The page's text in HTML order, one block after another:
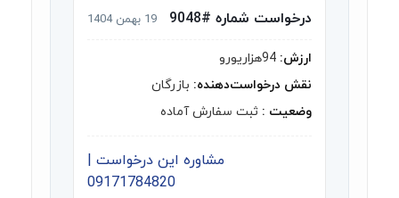
درخواست شماره #9048 19 بهمن 1404
ارزش:
نقش درخواست‌دهنده: بازرگان
وضعیت : ثبت سفارش آماده
مشاوره این درخواست |
09171784820